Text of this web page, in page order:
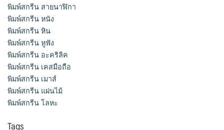
พิมพ์สกรีน สายนาฬิกา
พิมพ์สกรีน หนัง
พิมพ์สกรีน หิน
พิมพ์สกรีน หูฟัง
พิมพ์สกรีน อะคริลิค
พิมพ์สกรีน เคสมือถือ
พิมพ์สกรีน เมาส์
พิมพ์สกรีน แผ่นไม้
พิมพ์สกรีน โลหะ
Tags